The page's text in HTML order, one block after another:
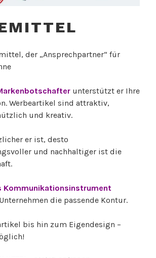
der „Ansprechpartner“ für
unterstützt er Ihre
Werbeartikel sind attraktiv,
und kreativ.
er ist, desto
und nachhaltiger ist die
Kommunikationsinstrument
die passende Kontur.
bis hin zum Eigendesign –